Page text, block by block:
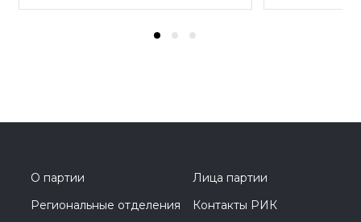
О партии
Лица партии
Региональные отделения
Контакты РИК